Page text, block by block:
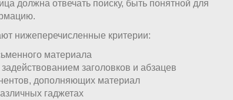
должна отвечать поиску, быть понятной для
нижеперечисленные критерии:
материала
заголовков и абзацев
дополняющих материал
гаджетах